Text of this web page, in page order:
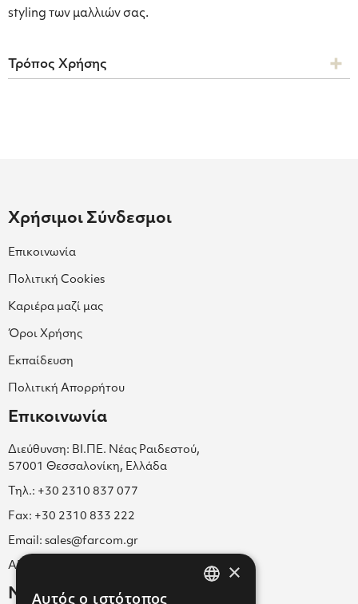
styling των μαλλιών σας.
Τρόπος Χρήσης
Χρήσιμοι Σύνδεσμοι
Επικοινωνία
Πολιτική Cookies
Καριέρα μαζί μας
Όροι Χρήσης
Εκπαίδευση
Πολιτική Απορρήτου
Επικοινωνία
Διεύθυνση: ΒΙ.ΠΕ. Νέας Ραιδεστού,
57001 Θεσσαλονίκη, Ελλάδα
Τηλ.: +30 2310 837 077
Fax: +30 2310 833 222
Email: sales@farcom.gr
ΑΡ.Γ.Ε.ΜΗ. 038365205000
Newsletter
×
Αυτός ο ιστότοπος